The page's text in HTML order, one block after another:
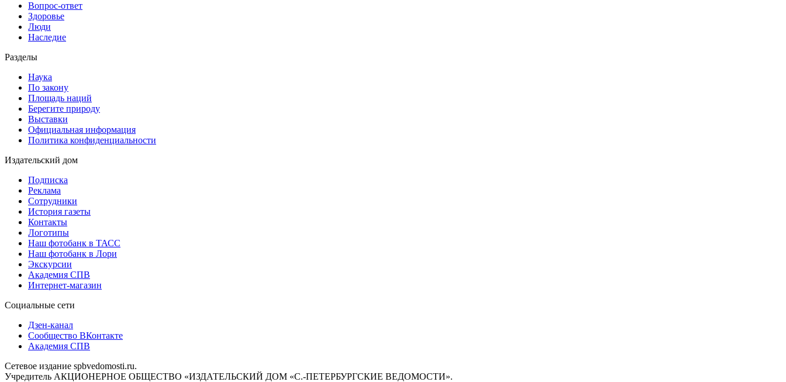
Вопрос-ответ
Здоровье
Люди
Наследие
Разделы
Наука
По закону
Площадь наций
Берегите природу
Выставки
Официальная информация
Политика конфиденциальности
Издательский дом
Подписка
Реклама
Сотрудники
История газеты
Контакты
Логотипы
Наш фотобанк в ТАСС
Наш фотобанк в Лори
Экскурсии
Академия СПВ
Интернет-магазин
Социальные сети
Дзен-канал
Сообщество ВКонтакте
Академия СПВ
Сетевое издание spbvedomosti.ru.
Учредитель АКЦИОНЕРНОЕ ОБЩЕСТВО «ИЗДАТЕЛЬСКИЙ ДОМ «С.-ПЕТЕРБУРГСКИЕ ВЕДОМОСТИ».